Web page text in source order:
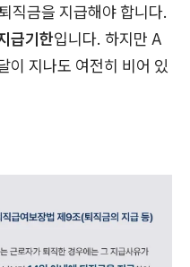
직금을 지급해야 합니다.
급기한입니다. 하지만 A
이 지나도 여전히 비어 있